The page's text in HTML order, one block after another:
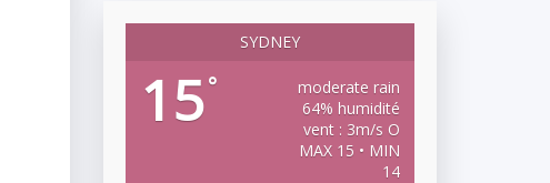
SYDNEY
15°
moderate rain
64% humidité
vent : 3m/s O
MAX 15 • MIN
14